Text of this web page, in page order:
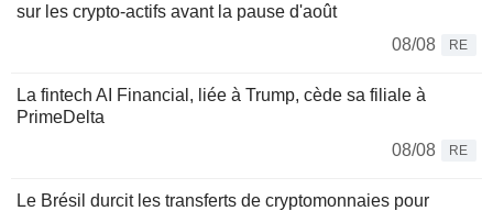
sur les crypto-actifs avant la pause d'août
08/08
RE
La fintech AI Financial, liée à Trump, cède sa filiale à
PrimeDelta
08/08
RE
Le Brésil durcit les transferts de cryptomonnaies pour